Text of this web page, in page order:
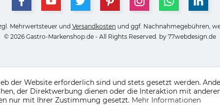
Mehrwertsteuer und Versandkosten und ggf. Nachnahmegebühren,
© 2026 Gastro-Markenshop.de - All Rights Reserved. by 77webdesign.de
der Website erforderlich sind und stets gesetzt werden.
der Direktwerbung dienen oder die Interaktion mit
nur mit Ihrer Zustimmung gesetzt. Mehr Informationen